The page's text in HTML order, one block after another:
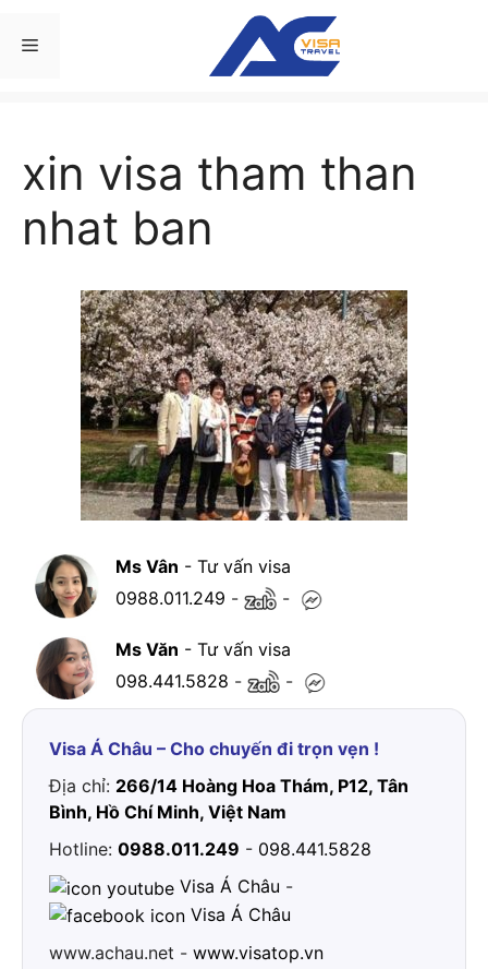
đến Menu
xin visa tham than
nhat ban
Ms Vân - Tư vấn visa
0988.011.249 - -
Ms Văn - Tư vấn visa
098.441.5828 - -
Visa Á Châu – Cho chuyến đi trọn vẹn !
Địa chỉ: 266/14 Hoàng Hoa Thám, P12, Tân
Bình, Hồ Chí Minh, Việt Nam
Hotline: 0988.011.249 - 098.441.5828
Visa Á Châu -
Visa Á Châu
www.achau.net - www.visatop.vn